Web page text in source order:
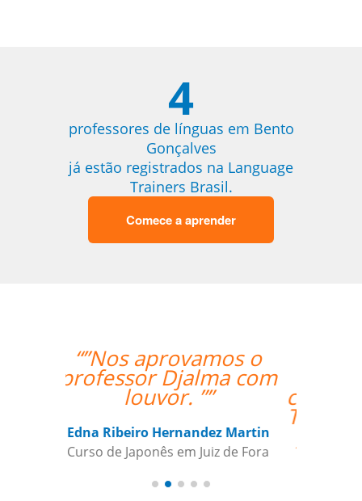
4
professores de línguas em Bento
Gonçalves
já estão registrados na Language
Trainers Brasil.
Comece a aprender
“”The lesson went
great! We will be
continuing the lessons.
Thank you so much for
your support and for
finding the best
teacher for me. ””